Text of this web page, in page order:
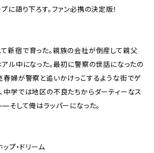
に語り下ろす。ファン必携の決定版！
新宿で育った。親族の会社が倒産して親父
アル中になった。最初に警察の世話になったの
春婦が警察と追いかけっこするような街でゲ
中学では地区の不良たちからダーティーなス
そして俺はラッパーになった。
ップ・ドリーム